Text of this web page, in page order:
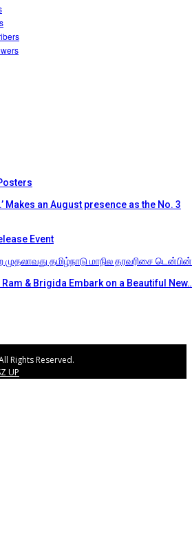
Makes an August presence as the No. 3
Event
தமிழ்நாடு மாநில தரவரிசை
& Brigida Embark on a Beautiful
Rights Reserved.
UP